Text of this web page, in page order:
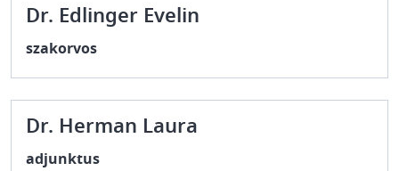
Dr. Edlinger Evelin
szakorvos
Dr. Herman Laura
adjunktus